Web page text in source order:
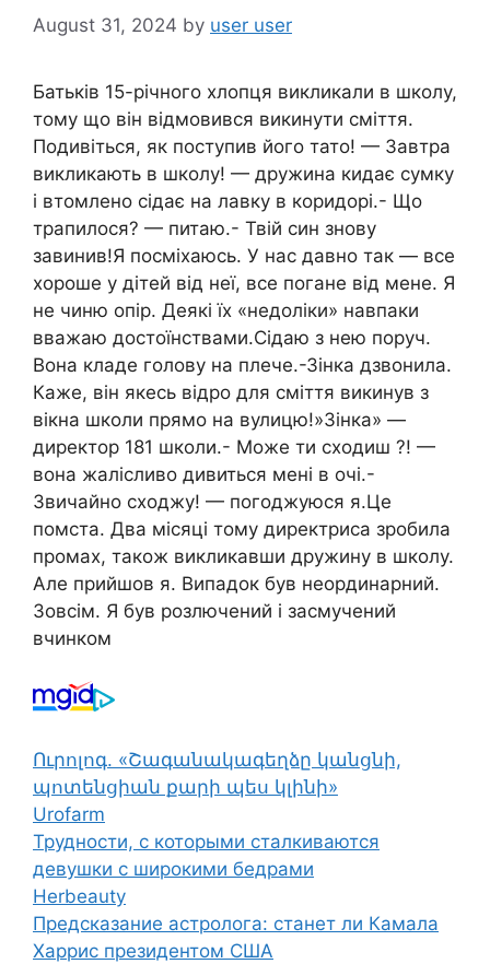
August 31, 2024 by user user
Батьків 15-річного хлопця викликали в школу,
тому що він відмовився викинути сміття.
Подивіться, як поступив його тато! — Завтра
викликають в школу! — дружина кидає сумку
і втомлено сідає на лавку в коридорі.- Що
трапилося? — питаю.- Твій син знову
завинив!Я посміхаюсь. У нас давно так — все
хороше y дітей від неї, все погане від мене. Я
не чиню опір. Деякі їх «недоліки» навпаки
вважаю достоїнствами.Сідаю з нею поруч.
Вона кладе голову на плече.-Зінка дзвонила.
Каже, він якесь відро для сміття викинув з
вікна школи прямо на вулицю!»Зінка» —
директор 181 школи.- Може ти сходиш ?! —
вона жалісливо дивиться мені в очі.-
Звичайно сходжу! — погоджуюся я.Це
помста. Два місяці тому директриса зробила
промах, також викликавши дружину в школу.
Але прийшов я. Випадок був неординарний.
Зовсім. Я був розлючений і засмучений
вчинком
Ուրոլոգ. «Շագանակագեղձը կանցնի,
պոտենցիան քարի պես կլինի»
Urofarm
Трудности, с которыми сталкиваются
девушки с широкими бедрами
Herbeauty
Предсказание астролога: станет ли Камала
Харрис президентом США